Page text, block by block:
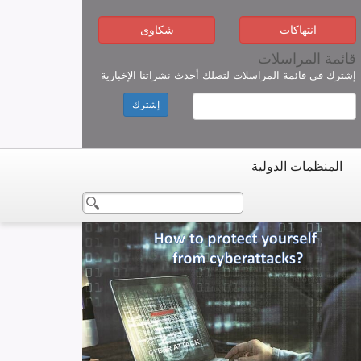
انتهاكات شكاوى
قائمة المراسلات
إشترك في قائمة المراسلات لتصلك أحدث نشراتنا الإخبارية
إشترك
المنظمات الدولية